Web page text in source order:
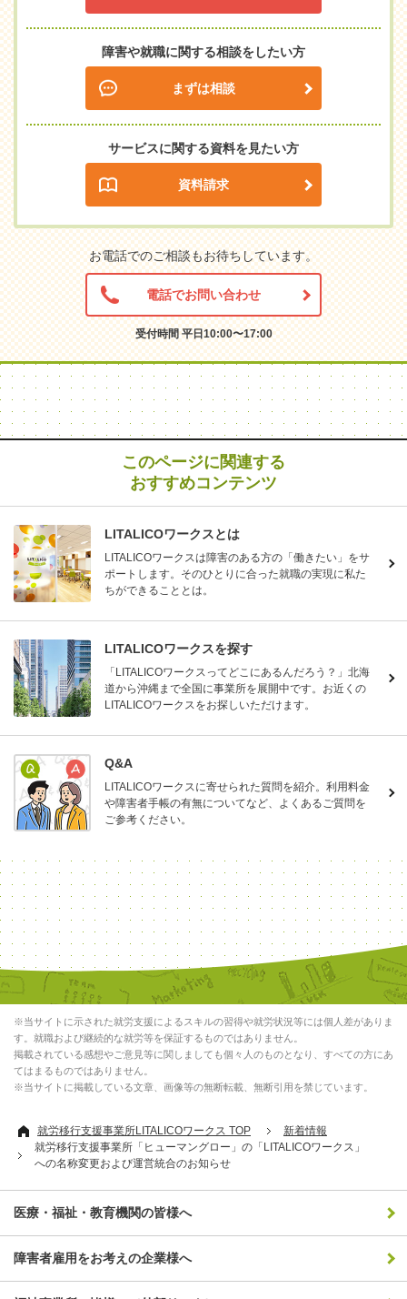
障害や就職に関する相談をしたい方
まずは相談
サービスに関する資料を見たい方
資料請求
お電話でのご相談もお待ちしています。
電話でお問い合わせ
受付時間 平日10:00〜17:00
このページに関連する
おすすめコンテンツ
LITALICOワークスとは
LITALICOワークスは障害のある方の「働きたい」をサ
ポートします。そのひとりに合った就職の実現に私た
ちができることとは。
LITALICOワークスを探す
「LITALICOワークスってどこにあるんだろう？」北海
道から沖縄まで全国に事業所を展開中です。お近くの
LITALICOワークスをお探しいただけます。
Q&A
LITALICOワークスに寄せられた質問を紹介。利用料金
や障害者手帳の有無についてなど、よくあるご質問を
ご参考ください。
※当サイトに示された就労支援によるスキルの習得や就労状況等には個人差がありま
す。就職および継続的な就労等を保証するものではありません。
掲載されている感想やご意見等に関しましても個々人のものとなり、すべての方にあ
てはまるものではありません。
※当サイトに掲載している文章、画像等の無断転載、無断引用を禁じています。
就労移行支援事業所LITALICOワークス TOP
新着情報
就労移行支援事業所「ヒューマングロー」の「LITALICOワークス」
への名称変更および運営統合のお知らせ
医療・福祉・教育機関の皆様へ
障害者雇用をお考えの企業様へ